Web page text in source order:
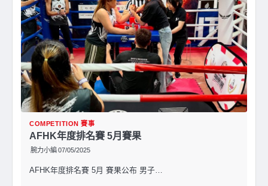
COMPETITION 賽事
AFHK年度排名賽 5月賽果
腕力小編07/05/2025
AFHK年度排名賽 5月 賽果公布 男子…